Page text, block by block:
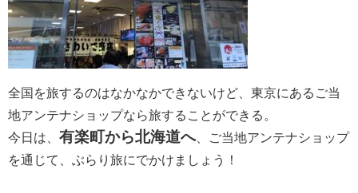
全国を旅するのはなかなかできないけど、東京にあるご当
地アンテナショップなら旅することができる。
今日は、 有楽町から北海道へ、ご当地アンテナショップ
を通じて、ぶらり旅にでかけましょう！